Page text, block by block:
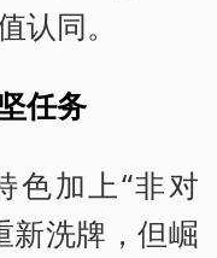
认同。
任务
色加上“非对
新洗牌，但崛